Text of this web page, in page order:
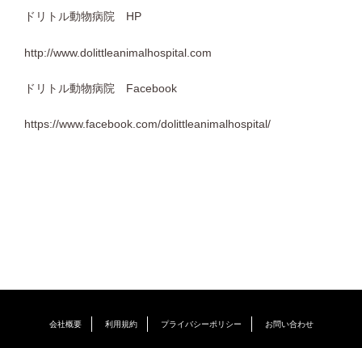
ドリトル動物病院 HP
http://www.dolittleanimalhospital.com
ドリトル動物病院 Facebook
https://www.facebook.com/dolittleanimalhospital/
会社概要 利用規約 プライバシーポリシー お問い合わせ